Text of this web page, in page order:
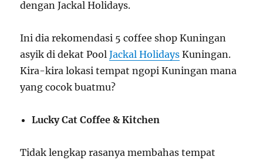
dengan Jackal Holidays.
Ini dia rekomendasi 5 coffee shop Kuningan
asyik di dekat PoolJackal Holidays Kuningan.
Kira-kira lokasi tempat ngopi Kuningan mana
yang cocok buatmu?
Lucky Cat Coffee & Kitchen
Tidak lengkap rasanya membahas tempat